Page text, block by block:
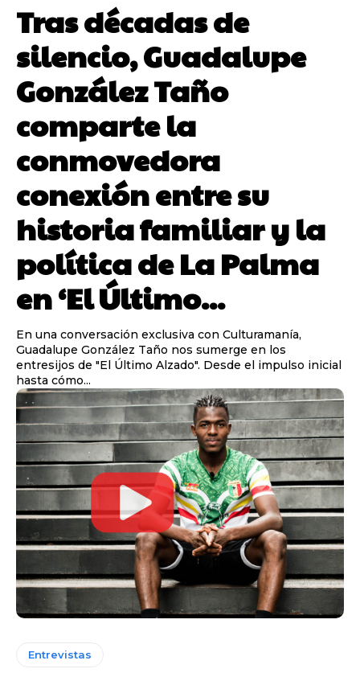
Tras décadas de
silencio, Guadalupe
González Taño
comparte la
conmovedora
conexión entre su
historia familiar y la
política de La Palma
en ‘El Último...
En una conversación exclusiva con Culturamanía,
Guadalupe González Taño nos sumerge en los
entresijos de "El Último Alzado". Desde el impulso inicial
hasta cómo...
Entrevistas